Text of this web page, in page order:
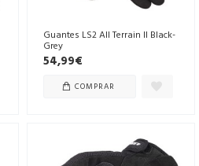
Guantes LS2 All Terrain II Black-
Grey
54,99€
COMPRAR